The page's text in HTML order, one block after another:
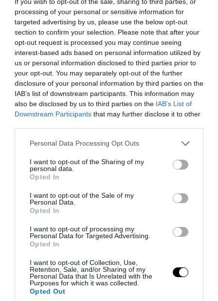
processing of your personal or sensitive information for
targeted advertising by us, please use the below opt-out
section to confirm your selection. Please note that after your
opt-out request is processed you may continue seeing
interest-based ads based on personal information utilized by
us or personal information disclosed to third parties prior to
your opt-out. You may separately opt-out of the further
disclosure of your personal information by third parties on the
IAB’s list of downstream participants. This information may
also be disclosed by us to third parties on the IAB’s List of
Downstream Participants that may further disclose it to other
Please note that this website/app uses one or more Google
not limited to your visit or usage behaviour. You may click to
grant or deny consent to Google and its third-party tags to
use your data for below specified purposes in below Google
consent section.
Personal Data Processing Opt Outs
I want to opt-out of the Sharing of my
personal data.
Opted In
I want to opt-out of the Sale of my
Personal Data.
Opted In
I want to opt-out of processing my
Personal Data for Targeted Advertising.
Opted In
I want to opt-out of Collection, Use,
Retention, Sale, and/or Sharing of my
Personal Data that Is Unrelated with the
Purposes for which it was collected.
Opted Out
PRONEWS.GR / ΔΙΕΘΝΗΣ ΑΣΦΑΛΕΙΑ
Σουηδία: 15χρονος Σύρος παράνομος
μετανάστης κακοποιούσε 14χρονη – Της
έκοψε τα μαλλιά & απειλούσε να τη
σκοτώσει
05.08.2026 | 06:43
Αυτές είναι οι χώρες που έχουν
από την έναρξη του πολέμου με την
Ρωσία